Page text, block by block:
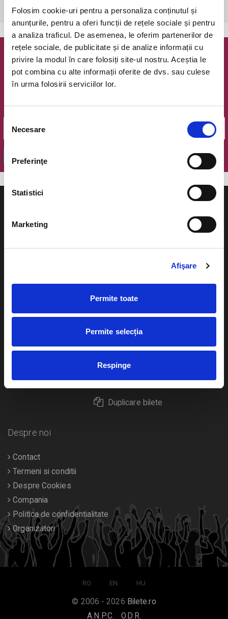
Folosim cookie-uri pentru a personaliza conținutul și
anunțurile, pentru a oferi funcții de rețele sociale și pentru
a analiza traficul. De asemenea, le oferim partenerilor de
rețele sociale, de publicitate și de analize informații cu
privire la modul în care folosiți site-ul nostru. Aceștia le
pot combina cu alte informații oferite de dvs. sau culese
în urma folosirii serviciilor lor.
Selecția
consimțământului
Necesare
Preferinţe
Statistici
Marketing
Afişare
Permite toate
Permite selecția
Respinge
Newsletter @ Bilete.ro
Oferte exclusive si o editie saptamanala cu cele mai noi
Email
Plata online sau cash
Livrare prin curier
Duplicare bilete
Concerte si
Sport
Despre noi
Contact
Termeni si conditii
Despre Cookies
Compania
Politica de confidentialitate
Organizatori
RO EN HU
© 2006 - 2026 Bilete.ro
A.N.P.C.
O.D.R.